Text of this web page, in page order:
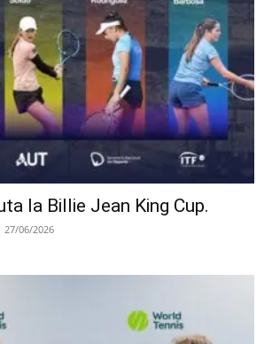
la Billie Jean King Cup.
27/06/2026